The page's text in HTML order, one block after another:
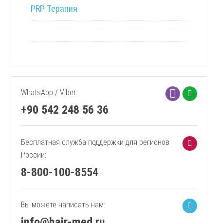
PRP Терапия
WhatsApp / Viber:
+90 542 248 56 36
Бесплатная служба поддержки для регионов
России:
8-800-100-8554
Вы можете написать нам: